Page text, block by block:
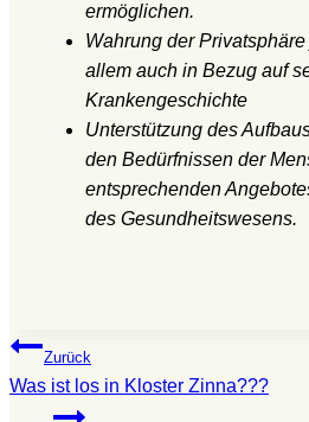
ermöglichen.
Wahrung der
allem auch in Bezug auf
Krankengeschichte
Unterstützung des
den Bedürfnissen der
entsprechenden
des Gesundheitswesens.
Beitragsnavigation
Zurück
Was ist los in Kloster Zinna???